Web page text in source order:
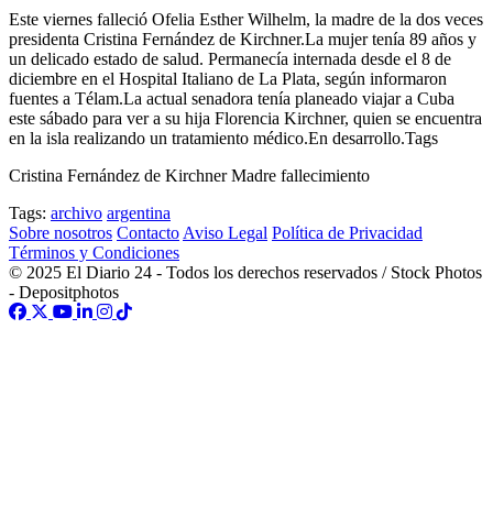
Este viernes falleció Ofelia Esther Wilhelm, la madre de la dos veces
presidenta Cristina Fernández de Kirchner.La mujer tenía 89 años y
un delicado estado de salud. Permanecía internada desde el 8 de
diciembre en el Hospital Italiano de La Plata, según informaron
fuentes a Télam.La actual senadora tenía planeado viajar a Cuba
este sábado para ver a su hija Florencia Kirchner, quien se encuentra
en la isla realizando un tratamiento médico.En desarrollo.Tags
Cristina Fernández de Kirchner Madre fallecimiento
Tags: archivo argentina
Sobre nosotros Contacto Aviso Legal Política de Privacidad
Términos y Condiciones
© 2025 El Diario 24 - Todos los derechos reservados / Stock Photos
- Depositphotos